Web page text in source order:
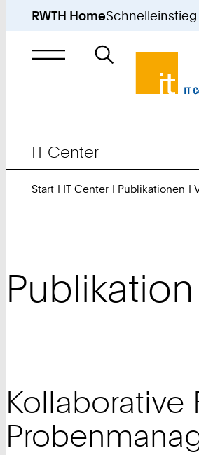
RWTH HomeSchnelleinstieg
Suche
nach
IT Center
Start IT Center Publikationen
Publikation
Kollaborative